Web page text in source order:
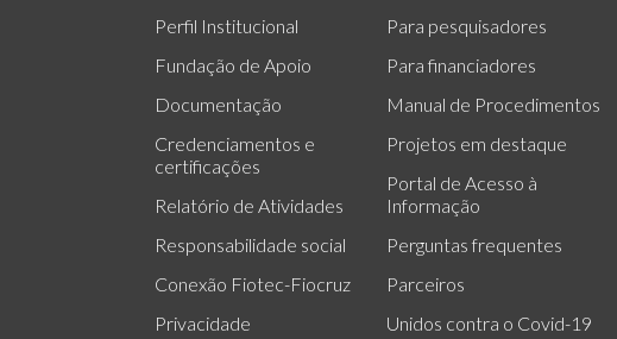
Perfil Institucional
Fundação de Apoio
Documentação
Credenciamentos e
certificações
Relatório de Atividades
Responsabilidade social
Conexão Fiotec-Fiocruz
Privacidade
Para pesquisadores
Para financiadores
Manual de Procedimentos
Projetos em destaque
Portal de Acesso à
Informação
Perguntas frequentes
Parceiros
Unidos contra o Covid-19